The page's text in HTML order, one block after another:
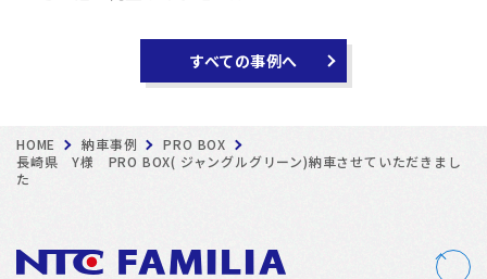
すべての事例へ
HOME 納車事例
PRO BOX
長崎県 Y様 PRO BOX( ジャングルグリーン)納車させていただきまし
た